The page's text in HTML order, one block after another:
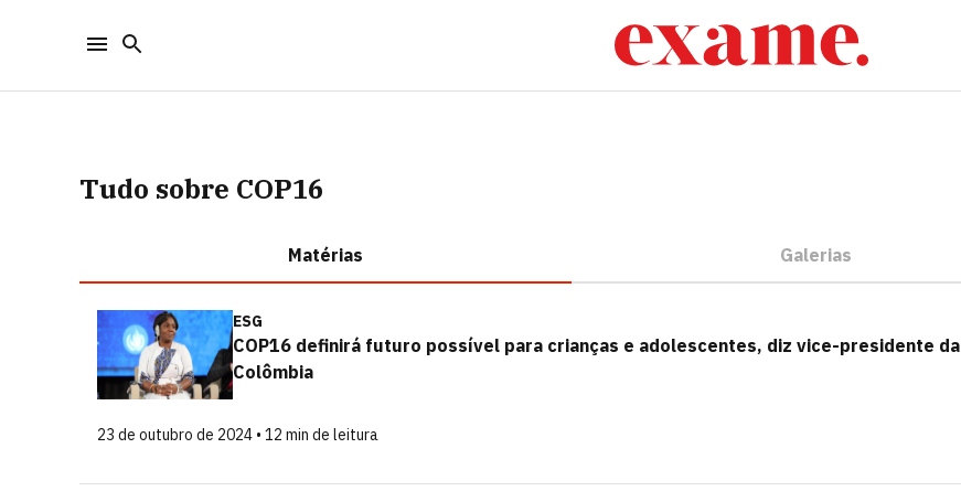
Tudo sobre COP16
Matérias Galerias
ESG
COP16 definirá futuro possível para crianças e adolescentes, diz vice-presidente da
Colômbia
23 de outubro de 2024 • 12 min de leitura